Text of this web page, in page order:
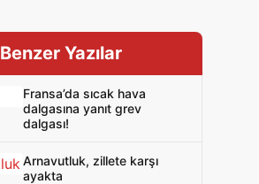
Benzer Yazılar
Fransa’da sıcak hava
dalgasına yanıt grev
dalgası!
Arnavutluk, zillete karşı
ayakta